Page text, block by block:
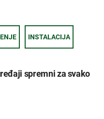
INSTALACIJA
spremni za svako